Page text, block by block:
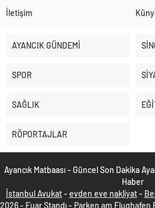
İletişim
AYANCIK GÜNDEMİ
SPOR
SAĞLIK
RÖPORTAJLAR
Ayancık Matbaası - Güncel Son Dakika
Haber
İstanbul Avukat- evden eve nakliyat-
2026- Fuar Standı- Parken am Flughafen